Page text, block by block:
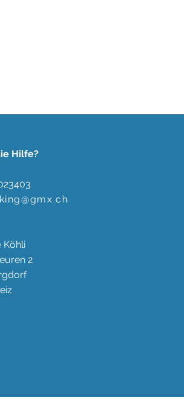
Hilfe?
Köhli
2